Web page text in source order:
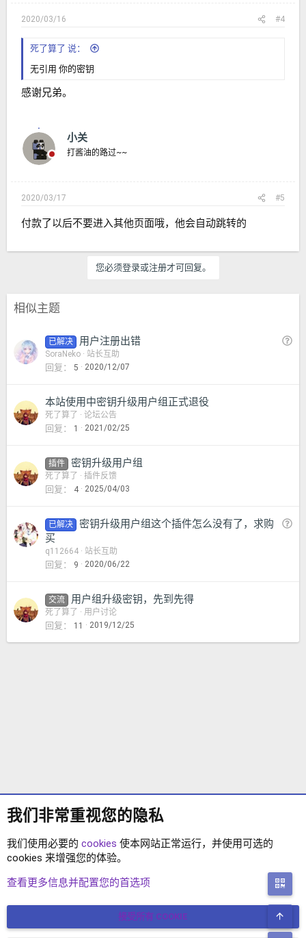
2020/03/16 #4
死了算了 说：
无引用 你的密钥
感谢兄弟。
小关
打酱油的路过~~
2020/03/17 #5
付款了以后不要进入其他页面哦，他会自动跳转的
您必须登录或注册才可回复。
相似主题
问
已解决 用户注册出错
SoraNeko 站长互助
回复 5 2020/12/07
本站使用中密钥升级用户组正式退役
死了算了 论坛公告
回复 1 2021/02/25
插件 密钥升级用户组
死了算了 插件反馈
回复 4 2025/04/03
问
已解决
密钥升级用户组这个插件怎么没有了，求购
买
q112664 站长互助
回复 9 2020/06/22
交流 用户组升级密钥，先到先得
死了算了 用户讨论
回复 11 2019/12/25
站长互助
简体中文 联系我们
我们非常重视您的隐私
我们使用必要的 cookies 使本网站正常运行，并使用可选的
cookies 来增强您的体验。
查看更多信息并配置您的首选项
接受所有 COOKIE